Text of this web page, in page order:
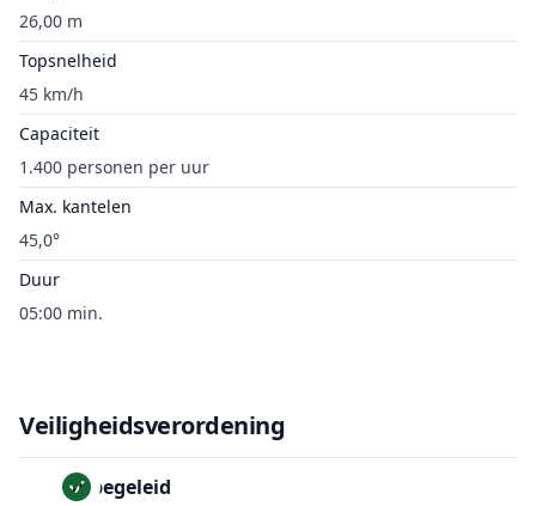
26,00 m
Topsnelheid
45 km/h
Capaciteit
1.400 personen per uur
Max. kantelen
45,0°
Duur
05:00 min.
Veiligheidsverordening
Onbegeleid